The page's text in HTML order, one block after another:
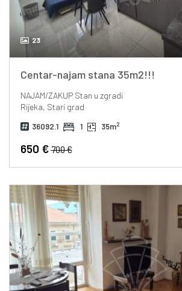
23
Centar-najam stana 35m2!!!
NAJAM/ZAKUPStan u zgradi
Rijeka, Stari grad
36092.1 1 35m2
650 €700 €